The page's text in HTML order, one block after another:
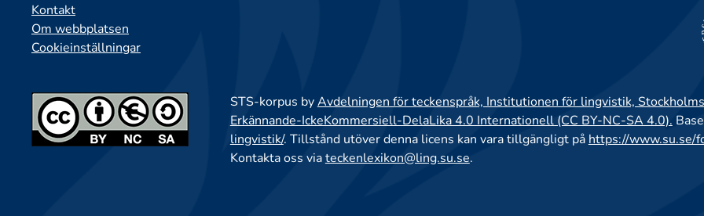
Kontakt
Om webbplatsen
Cookieinställningar
STS-korpus byAvdelningen för teckenspråk, Institutionen för lingvistik,
Erkännande-IckeKommersiell-DelaLika 4.0 Internationell (CC BY-NC-SA 4.0).
lingvistik/. Tillstånd utöver denna licens kan vara tillgängligt på https://www.su.se/
Kontakta oss viateckenlexikon@ling.su.se.